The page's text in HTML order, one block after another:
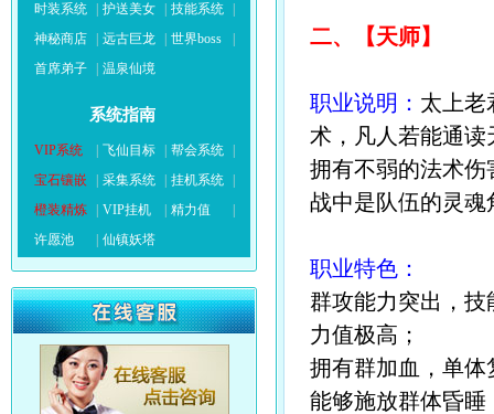
时装系统
护送美女 技能系统
神秘商店
远古巨龙 世界boss
首席弟子
温泉仙境
系统指南
VIP系统 飞仙目标 帮会系统
宝石镶嵌
采集系统 挂机系统
橙装精炼
VIP挂机 精力值
许愿池
仙镇妖塔
二、【天师】
职业说明： 太上老
术，凡人若能通
拥有不弱的法术
战中是队伍的灵
职业特色：
群攻能力突出，
力值极高；
拥有群加血，单
能够施放群体昏